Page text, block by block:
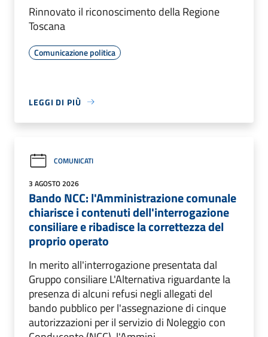
Rinnovato il riconoscimento della Regione
Toscana
Comunicazione politica
LEGGI DI PIÙ
COMUNICATI
3 AGOSTO 2026
Bando NCC: l'Amministrazione comunale
chiarisce i contenuti dell'interrogazione
consiliare e ribadisce la correttezza del
proprio operato
In merito all'interrogazione presentata dal
Gruppo consiliare L'Alternativa riguardante la
presenza di alcuni refusi negli allegati del
bando pubblico per l'assegnazione di cinque
autorizzazioni per il servizio di Noleggio con